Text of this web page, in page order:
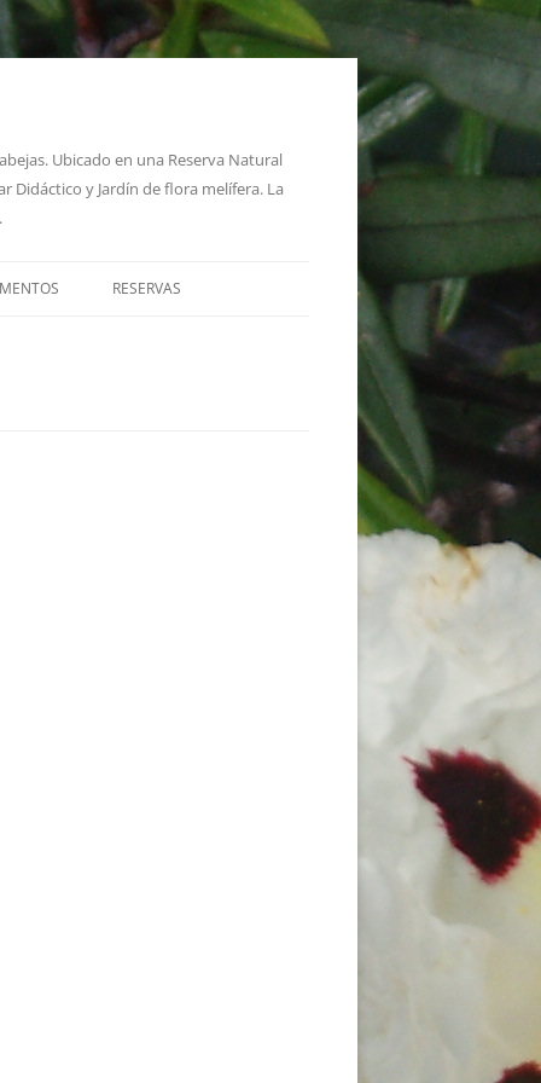
Ubicado en una Reserva Natural
Didáctico y Jardín de flora melífera. La
RESERVAS